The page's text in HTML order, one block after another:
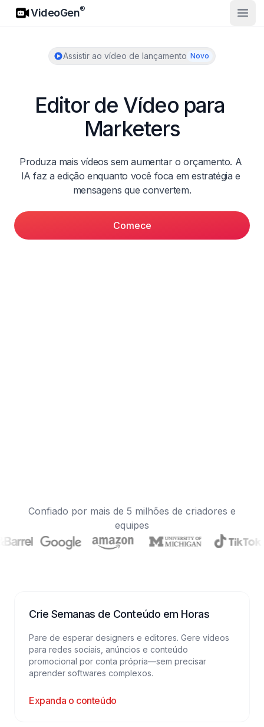
VideoGen
VideoGen®
Abrir
Assistir ao vídeo de lançamento Novo
Editor de Vídeo para
Marketers
Produza mais vídeos sem aumentar o orçamento. A
IA faz a edição enquanto você foca em estratégia e
mensagens que convertem.
Comece
Confiado por mais de 5 milhões de criadores e
equipes
Crie Semanas de Conteúdo em Horas
Pare de esperar designers e editores. Gere vídeos
para redes sociais, anúncios e conteúdo
promocional por conta própria—sem precisar
aprender softwares complexos.
Expanda o conteúdo